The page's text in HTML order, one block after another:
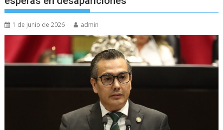
1 de junio de 2026 admin